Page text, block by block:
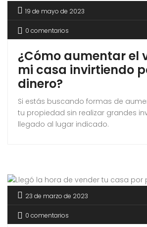
19 de mayo de 2023
0 comentarios
¿Cómo aumentar el
mi casa invirtiendo
dinero?
Si estás buscando formas de
tu propiedad sin realizar grandes
llegado al lugar indicado.
23 de marzo de 2023
0 comentarios